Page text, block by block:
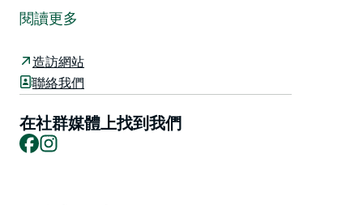
天堂，匯聚了溫馬克葡萄酒酒窖、雕塑公園、禮品店、咖
啡車和活動空間，距離獵人谷歷史悠久的布羅克村
(Broke) 僅幾步之遙。
溫馬克藝術畫廊以獨特的方式展現了葡萄酒、藝術和自然
的魅力，是獵人谷的必遊之地。
畫廊主人兼葡萄種植者卡琳·阿德科克 (Karin Adcock) 一
直是一位充滿熱情的藝術收藏家，如今她終於實現了一個
閱讀更多
造訪網站
聯絡我們
在社群媒體上找到我們
Facebook